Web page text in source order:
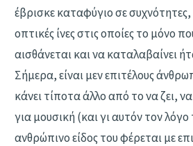
έβρισκε καταφύγιο σε συχνότητες,
οπτικές ίνες στις οποίες το μόνο
αισθάνεται και να καταλαβαίνει
Σήμερα, είναι μεν επιτέλους
κάνει τίποτα άλλο από το να ζει,
για μουσική (και γι αυτόν τον
ανθρώπινο είδος του φέρεται με